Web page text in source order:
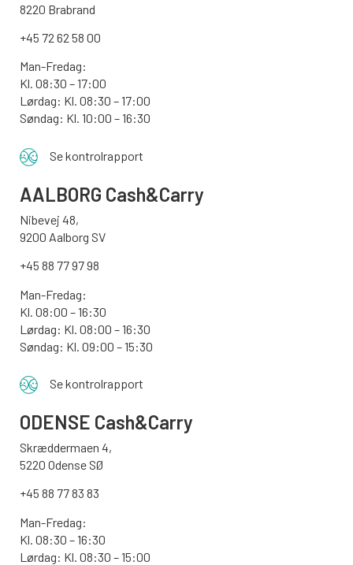
8220 Brabrand
+45 72 62 58 00
Man-Fredag:
Kl. 08:30 – 17:00
Lørdag: Kl. 08:30 – 17:00
Søndag: Kl. 10:00 – 16:30
Se kontrolrapport
AALBORG Cash&Carry
Nibevej 48,
9200 Aalborg SV
+45 88 77 97 98
Man-Fredag:
Kl. 08:00 – 16:30
Lørdag: Kl. 08:00 – 16:30
Søndag: Kl. 09:00 – 15:30
Se kontrolrapport
ODENSE Cash&Carry
Skræddermaen 4,
5220 Odense SØ
+45 88 77 83 83
Man-Fredag:
Kl. 08:30 – 16:30
Lørdag: Kl. 08:30 – 15:00